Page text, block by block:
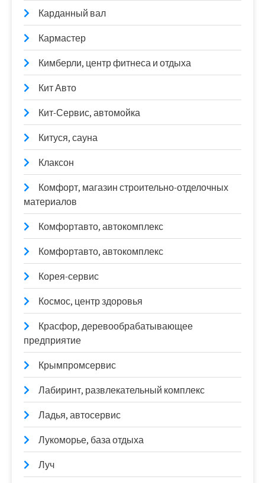
Карданный вал
Кармастер
Кимберли, центр фитнеса и отдыха
Кит Авто
Кит-Сервис, автомойка
Китуся, сауна
Клаксон
Комфорт, магазин строительно-отделочных
материалов
Комфортавто, автокомплекс
Комфортавто, автокомплекс
Корея-сервис
Космос, центр здоровья
Красфор, деревообрабатывающее
предприятие
Крымпромсервис
Лабиринт, развлекательный комплекс
Ладья, автосервис
Лукоморье, база отдыха
Луч